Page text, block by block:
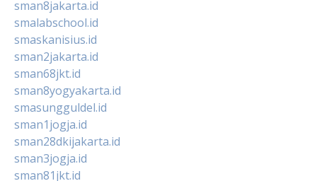
sman8jakarta.id
smalabschool.id
smaskanisius.id
sman2jakarta.id
sman68jkt.id
sman8yogyakarta.id
smasungguldel.id
sman1jogja.id
sman28dkijakarta.id
sman3jogja.id
sman81jkt.id